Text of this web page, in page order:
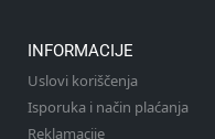
INFORMACIJE
Uslovi koriščenja
Isporuka i način plaćanja
Reklamacije